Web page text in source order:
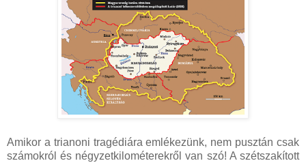
Amikor a trianoni tragédiára emlékezünk, nem pusztán csak
számokról és négyzetkilométerekről van szó! A szétszakított